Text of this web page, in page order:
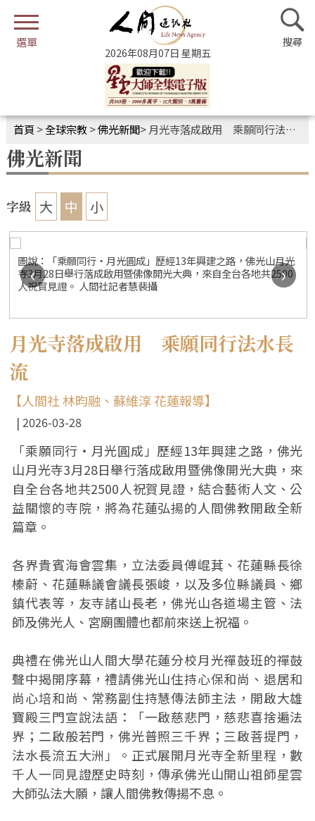
2026年08月07日 星期五
首頁 >全球宗教>佛光新聞> 月光寺落成啟用 乘願同行法水長流
佛光新聞
字級 大 中 小
圖說：佛光山住持心保和尚致詞，感謝大眾齊心完成月光寺工
程。 人間社記者彭日清攝
‹ ›
月光寺落成啟用 乘願同行法水長
流
【人間社 林昀融、蘇維淳 花蓮報導】
2026-03-28
「乘願同行‧月光圓成」歷經13年興建之路，佛光
山月光寺3月28日舉行落成啟用暨佛像開光大典，來
自全台各地共2500人祝賀見證，結合藝術人文、公
益關懷的寺院，將為花蓮弘揚的人間佛教開啟全新
篇章。
各界貴賓海會雲集，立法委員傅崐萁、花蓮縣長徐
榛蔚、花蓮縣議會議長張峻，以及多位縣議員、鄉
鎮代表等，友寺諸山長老，佛光山各道場主管、法
師及佛光人、宮廟團體也都前來送上祝福。
典禮在佛光山人間大學花蓮分校月光禪鼓班的禪鼓
聲中揭開序幕，禮請佛光山住持心保和尚、退居和
尚心培和尚、常務副住持慧傳法師主法，開啟大雄
寶殿三門宣說法語：「一啟慈悲門，慈悲喜捨遍法
界；二啟般若門，佛光普照三千界；三啟菩提門，
法水長流五大洲」。正式展開月光寺全新里程，數
千人一同見證歷史時刻，傳承佛光山開山祖師星雲
大師弘法大願，讓人間佛教傳揚不息。